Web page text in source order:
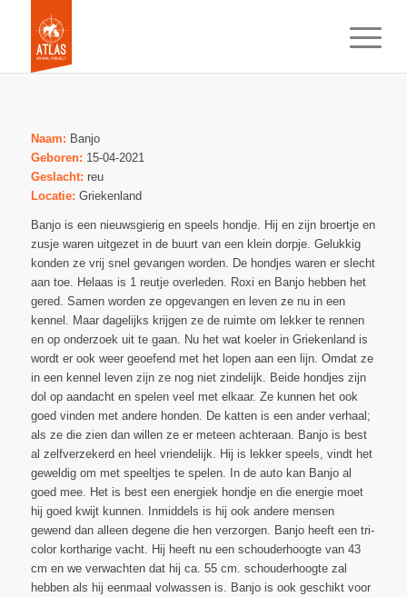
Naam: Banjo
Geboren: 15-04-2021
Geslacht: reu
Locatie: Griekenland
Banjo is een nieuwsgierig en speels hondje. Hij en zijn broertje en
zusje waren uitgezet in de buurt van een klein dorpje. Gelukkig
konden ze vrij snel gevangen worden. De hondjes waren er slecht
aan toe. Helaas is 1 reutje overleden. Roxi en Banjo hebben het
gered. Samen worden ze opgevangen en leven ze nu in een
kennel. Maar dagelijks krijgen ze de ruimte om lekker te rennen
en op onderzoek uit te gaan. Nu het wat koeler in Griekenland is
wordt er ook weer geoefend met het lopen aan een lijn. Omdat ze
in een kennel leven zijn ze nog niet zindelijk. Beide hondjes zijn
dol op aandacht en spelen veel met elkaar. Ze kunnen het ook
goed vinden met andere honden. De katten is een ander verhaal;
als ze die zien dan willen ze er meteen achteraan. Banjo is best
al zelfverzekerd en heel vriendelijk. Hij is lekker speels, vindt het
geweldig om met speeltjes te spelen. In de auto kan Banjo al
goed mee. Het is best een energiek hondje en die energie moet
hij goed kwijt kunnen. Inmiddels is hij ook andere mensen
gewend dan alleen degene die hen verzorgen. Banjo heeft een tri-
color kortharige vacht. Hij heeft nu een schouderhoogte van 43
cm en we verwachten dat hij ca. 55 cm. schouderhoogte zal
hebben als hij eenmaal volwassen is. Banjo is ook geschikt voor